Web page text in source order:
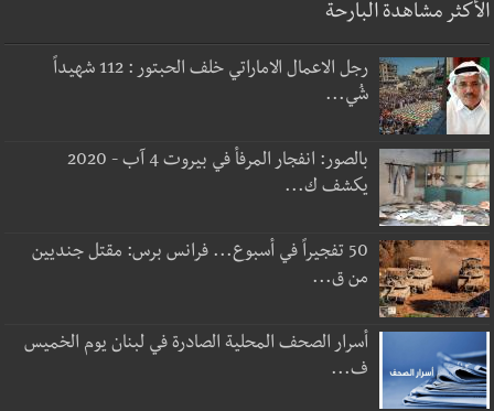
الأكثر مشاهدة البارحة
رجل الاعمال الاماراتي خلف الحبتور : 112 شهيداً
شُي...
بالصور: انفجار المرفأ في بيروت 4 آب - 2020
يكشف ك...
50 تفجيراً في أسبوع... فرانس برس: مقتل جنديين
من ق...
أسرار الصحف المحلية الصادرة في لبنان يوم الخميس
ف...